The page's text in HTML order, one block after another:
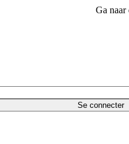
Ga naar
Se connecter